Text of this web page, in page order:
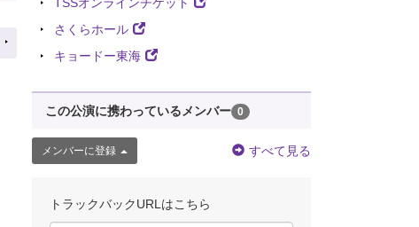
さくらホール
キョードー東海
この公演に携わっているメンバー 0
メンバーに登録 すべて見る
トラックバックURLはこちら